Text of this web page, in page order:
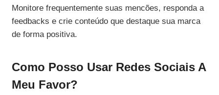
Monitore frequentemente suas mencões, responda a
feedbacks e crie conteúdo que destaque sua marca
de forma positiva.
Como Posso Usar Redes Sociais A
Meu Favor?